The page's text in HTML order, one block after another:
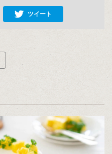
ツイート